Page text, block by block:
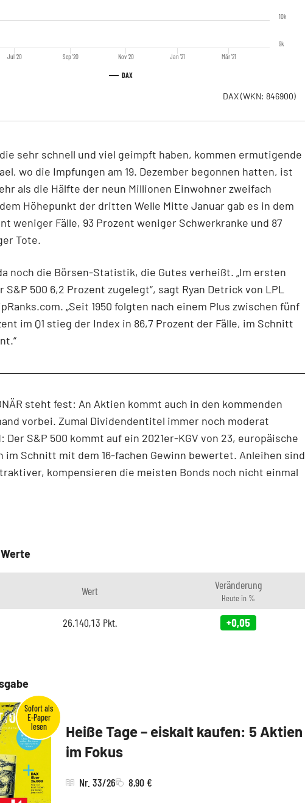
DAX
Jul '20 Sep '20 Nov '20 Jan '21 Mär '21
9k
10k
DAX(WKN: 846900)
sehr schnell und viel geimpft haben, kommen ermutigende
wo die Impfungen am 19. Dezember begonnen hatten, ist
als die Hälfte der neun Millionen Einwohner zweifach
Höhepunkt der dritten Welle Mitte Januar gab es in dem
weniger Fälle, 93 Prozent weniger Schwerkranke und 87
Tote.
noch die Börsen-Statistik, die Gutes verheißt. „Im ersten
S&P 500 6,2 Prozent zugelegt“, sagt Ryan Detrick von LPL
„Seit 1950 folgten nach einem Plus zwischen fünf
im Q1 stieg der Index in 86,7 Prozent der Fälle, im Schnitt
steht fest: An Aktien kommt auch in den kommenden
vorbei. Zumal Dividendentitel immer noch moderat
S&P 500 kommt auf ein 2021er-KGV von 23, europäische
im Schnitt mit dem 16-fachen Gewinn bewertet. Anleihen sind
kompensieren die meisten Bonds noch nicht einmal
Wert Veränderung
Heute in %
26.140,13 Pkt. +0,05
Heiße Tage – eiskalt kaufen: 5 Aktien
im Fokus
Nr. 33/26 8,90 €